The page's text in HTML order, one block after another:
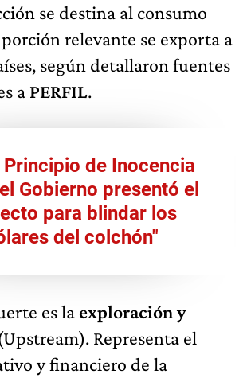
se destina al consumo
relevante se exporta a
según detallaron fuentes
a PERFIL.
Principio de Inocencia
Gobierno presentó el
para blindar los
del colchón"
es la exploración y
Representa el
y financiero de la